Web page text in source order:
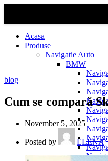
Acasa
Produse
Navigatie Auto
BMW
blog
Cum se compară
November 5, 2025
Posted by ELENA